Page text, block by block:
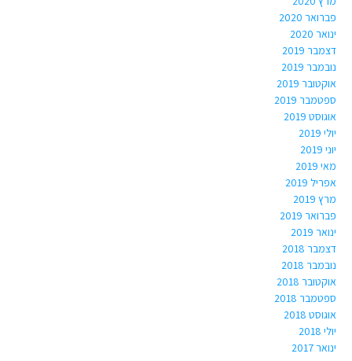
פברואר 2020
ינואר 2020
דצמבר 2019
נובמבר 2019
אוקטובר 2019
ספטמבר 2019
אוגוסט 2019
יולי 2019
יוני 2019
מאי 2019
אפריל 2019
מרץ 2019
פברואר 2019
ינואר 2019
דצמבר 2018
נובמבר 2018
אוקטובר 2018
ספטמבר 2018
אוגוסט 2018
יולי 2018
ינואר 2017